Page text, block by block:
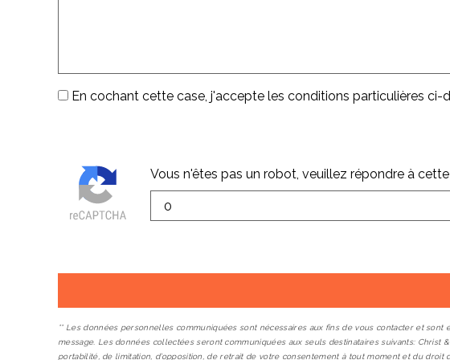
En cochant cette case, j'accepte les conditions particulières ci-
Vous n'êtes pas un robot, veuillez répondre à
** Les données personnelles communiquées sont nécessaires aux fins de vous contacter et
message. Les données collectées seront communiquées aux seuls destinataires suivants: Christ
portabilité, de limitation, d’opposition, de retrait de votre consentement à tout moment et du